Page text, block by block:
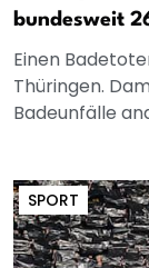
bundesweit
Einen
Thüringen.
Badeunfälle
SPORT